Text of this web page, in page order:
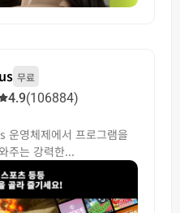
무료
4.9(106884)
영체제에서 프로그램을
주는 강력한...